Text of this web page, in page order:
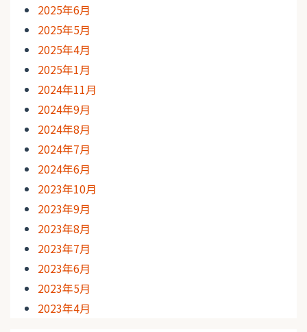
2025年6月
2025年5月
2025年4月
2025年1月
2024年11月
2024年9月
2024年8月
2024年7月
2024年6月
2023年10月
2023年9月
2023年8月
2023年7月
2023年6月
2023年5月
2023年4月